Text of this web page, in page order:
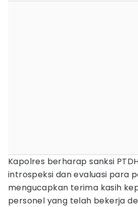
Kapolres berharap sanksi
introspeksi dan evaluasi para
mengucapkan terima kasih
personel yang telah bekerja